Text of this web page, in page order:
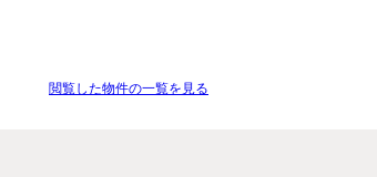
閲覧した物件の一覧を見る